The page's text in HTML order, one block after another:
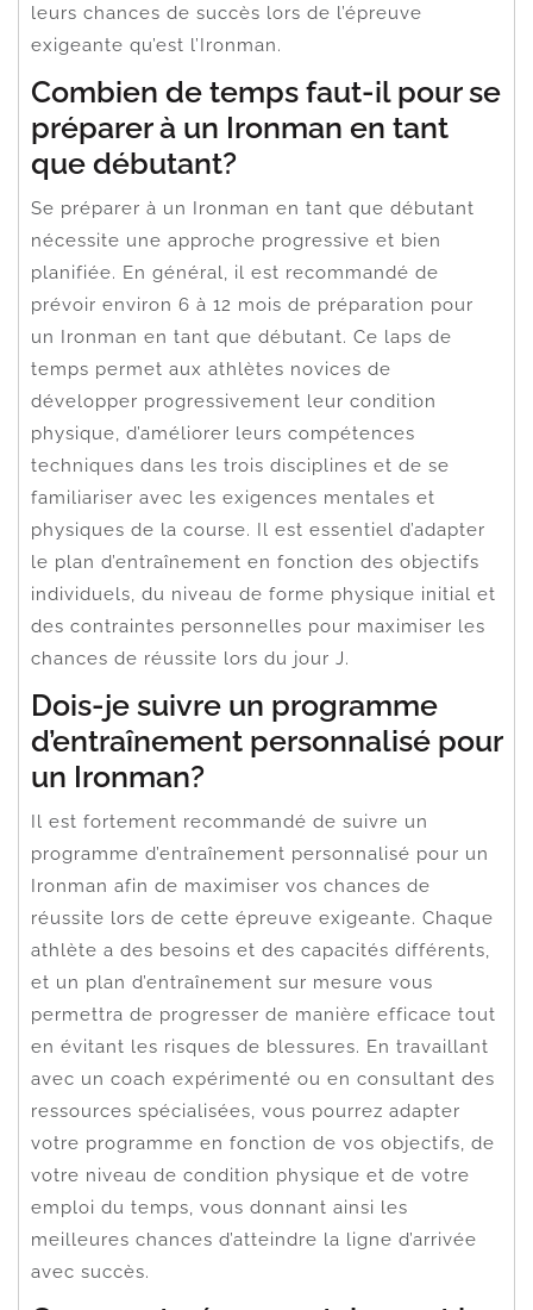
leurs chances de succès lors de l’épreuve
exigeante qu’est l’Ironman.
Combien de temps faut-il pour se
préparer à un Ironman en tant
que débutant?
Se préparer à un Ironman en tant que débutant
nécessite une approche progressive et bien
planifiée. En général, il est recommandé de
prévoir environ 6 à 12 mois de préparation pour
un Ironman en tant que débutant. Ce laps de
temps permet aux athlètes novices de
développer progressivement leur condition
physique, d’améliorer leurs compétences
techniques dans les trois disciplines et de se
familiariser avec les exigences mentales et
physiques de la course. Il est essentiel d’adapter
le plan d’entraînement en fonction des objectifs
individuels, du niveau de forme physique initial et
des contraintes personnelles pour maximiser les
chances de réussite lors du jour J.
Dois-je suivre un programme
d’entraînement personnalisé pour
un Ironman?
Il est fortement recommandé de suivre un
programme d’entraînement personnalisé pour un
Ironman afin de maximiser vos chances de
réussite lors de cette épreuve exigeante. Chaque
athlète a des besoins et des capacités différents,
et un plan d’entraînement sur mesure vous
permettra de progresser de manière efficace tout
en évitant les risques de blessures. En travaillant
avec un coach expérimenté ou en consultant des
ressources spécialisées, vous pourrez adapter
votre programme en fonction de vos objectifs, de
votre niveau de condition physique et de votre
emploi du temps, vous donnant ainsi les
meilleures chances d’atteindre la ligne d’arrivée
avec succès.